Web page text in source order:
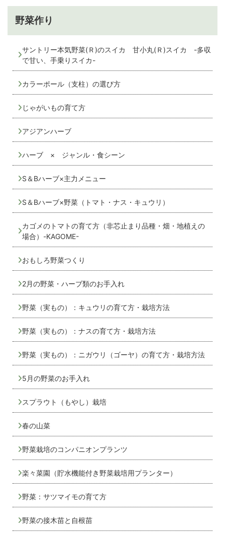
野菜作り
サントリー本気野菜(Ｒ)のスイカ 甘小丸(Ｒ)スイカ -多収
で甘い、手乗りスイカ-
カラーポール（支柱）の選び方
じゃがいもの育て方
アジアンハーブ
ハーブ × ジャンル・食シーン
S＆Bハーブ×主力メニュー
S＆Bハーブ×野菜（トマト・ナス・キュウリ）
カゴメのトマトの育て方（非芯止まり品種・畑・地植えの
場合）-KAGOME-
おもしろ野菜つくり
2月の野菜・ハーブ類のお手入れ
野菜（実もの）：キュウリの育て方・栽培方法
野菜（実もの）：ナスの育て方・栽培方法
野菜（実もの）：ニガウリ（ゴーヤ）の育て方・栽培方法
5月の野菜のお手入れ
スプラウト（もやし）栽培
春の山菜
野菜栽培のコンパニオンプランツ
楽々菜園（貯水機能付き野菜栽培用プランター）
野菜：サツマイモの育て方
野菜の接木苗と自根苗